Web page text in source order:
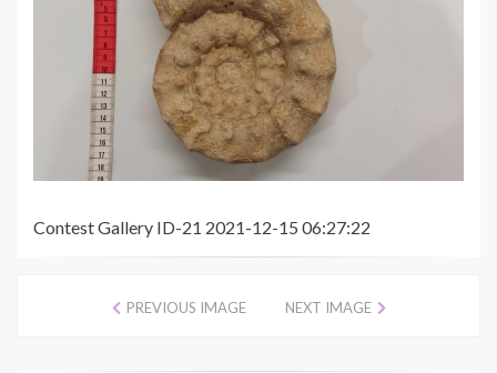
Contest Gallery ID-21 2021-12-15 06:27:22
PREVIOUS IMAGE NEXT IMAGE